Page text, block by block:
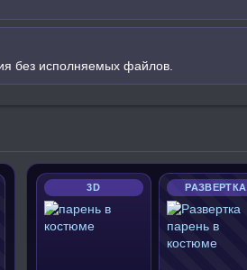
без исполняемых файлов.
3D РАЗВЕРТКА